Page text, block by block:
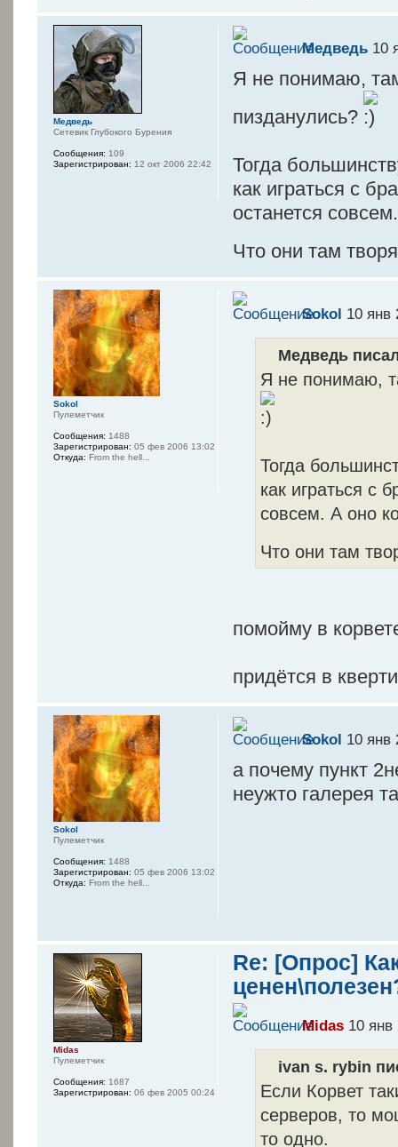
Медведь 10
Я не понимаю,
пизданулись?
Тогда
как играться с
останется
Что они там
Медведь
Сетевик Глубокого Бурения
Сообщения: 109
Зарегистрирован: 12 окт 2006 22:42
Sokol 10 янв
Медведь
Я не понимаю,
Тогда
как играться с
совсем. А оно
Что они там
помойму в
придётся в
Sokol
Пулеметчик
Сообщения: 1488
Зарегистрирован: 05 фев 2006 13:02
Откуда: From the hell...
Sokol 10 янв
а почему пункт
неужто галерея
Sokol
Пулеметчик
Сообщения: 1488
Зарегистрирован: 05 фев 2006 13:02
Откуда: From the hell...
Re: [Опрос]
Midas 10 янв
ivan s. rybin
Если Корвет
серверов, то
то одно.
Midas
Пулеметчик
Сообщения: 1687
Зарегистрирован: 06 фев 2005 00:24